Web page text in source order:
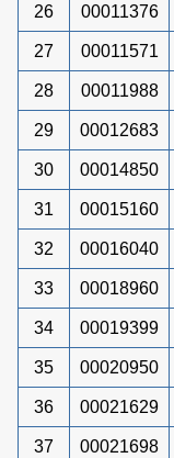
26 00011376
27 00011571
28 00011988
29 00012683
30 00014850
31 00015160
32 00016040
33 00018960
34 00019399
35 00020950
36 00021629
37 00021698